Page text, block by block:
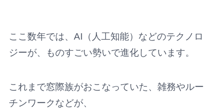
ここ数年では、AI（人工知能）などのテクノロ
ジーが、ものすごい勢いで進化しています。
これまで窓際族がおこなっていた、雑務やルー
チンワークなどが、